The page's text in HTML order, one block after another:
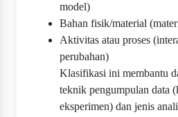
model)
Bahan fisik/material
Aktivitas atau proses
perubahan)
Klasifikasi ini membantu
teknik pengumpulan data
eksperimen) dan jenis